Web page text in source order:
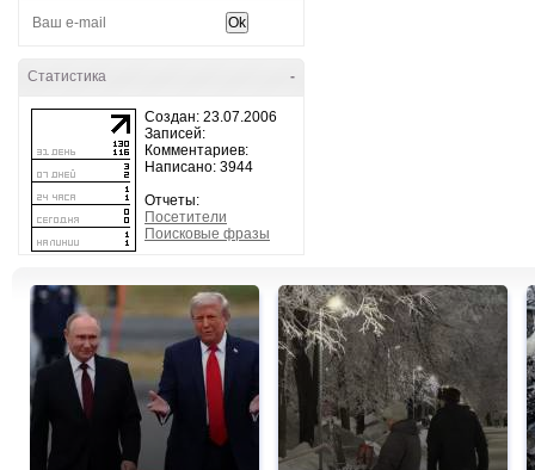
-
Статистика
Создан: 23.07.2006
Записей:
Комментариев:
Написано: 3944
Отчеты:
Посетители
Поисковые фразы